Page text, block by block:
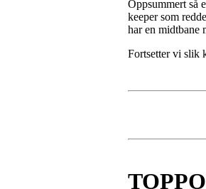
Oppsummert så
keeper som
har en midtbane
Fortsetter vi slik